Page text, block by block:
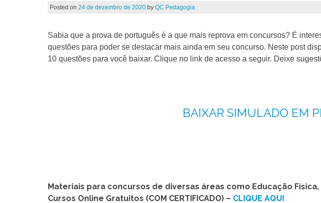
Posted on 24 de dezembro de 2020by QC Pedagogia
Sabia que a prova de português é a que mais reprova em concursos? É
questões para poder se destacar mais ainda em seu concurso. Neste post
10 questões para você baixar. Clique no link de acesso a seguir. Deixe
BAIXAR SIMULADO EM
Materiais para concursos de diversas áreas como Educação
Cursos Online Gratuitos (COM CERTIFICADO) – CLIQUE AQUI